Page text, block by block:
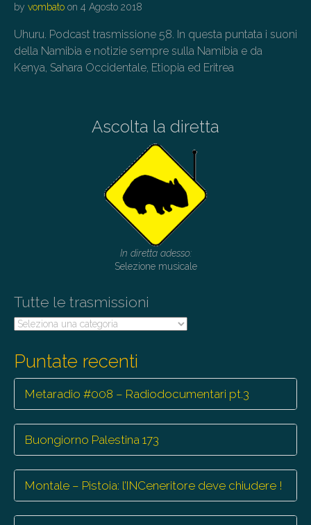
by vombato on 4 Agosto 2018
Uhuru. Podcast trasmissione 58. In questa puntata i suoni
della Namibia e notizie sempre sulla Namibia e da
Kenya, Sahara Occidentale, Etiopia ed Eritrea
Ascolta la diretta
In diretta adesso:
Selezione musicale
Tutte le trasmissioni
Tutte
Puntate recenti
Metaradio #008 – Radiodocumentari pt.3
Buongiorno Palestina 173
Montale – Pistoia: l’INCeneritore deve chiudere !